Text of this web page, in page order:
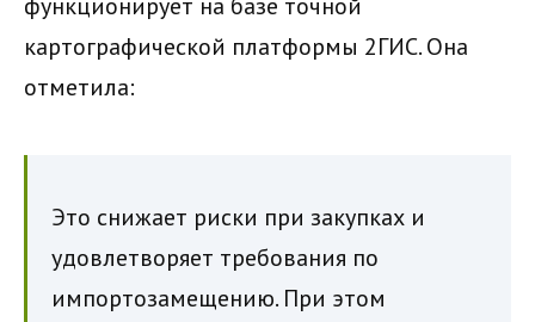
функционирует на базе точной
картографической платформы 2ГИС. Она
отметила:
Это снижает риски при закупках и
удовлетворяет требования по
импортозамещению. При этом